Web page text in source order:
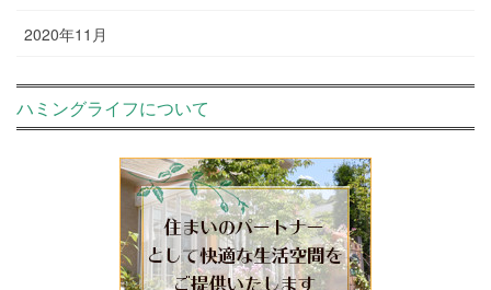
2020年11月
ハミングライフについて